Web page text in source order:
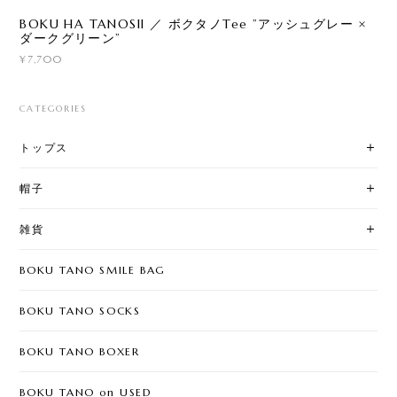
BOKU HA TANOSII ／ ボクタノTee ”アッシュグレー ×
ダークグリーン”
¥7,700
CATEGORIES
トップス
帽子
雑貨
BOKU TANO SMILE BAG
BOKU TANO SOCKS
BOKU TANO BOXER
BOKU TANO on USED